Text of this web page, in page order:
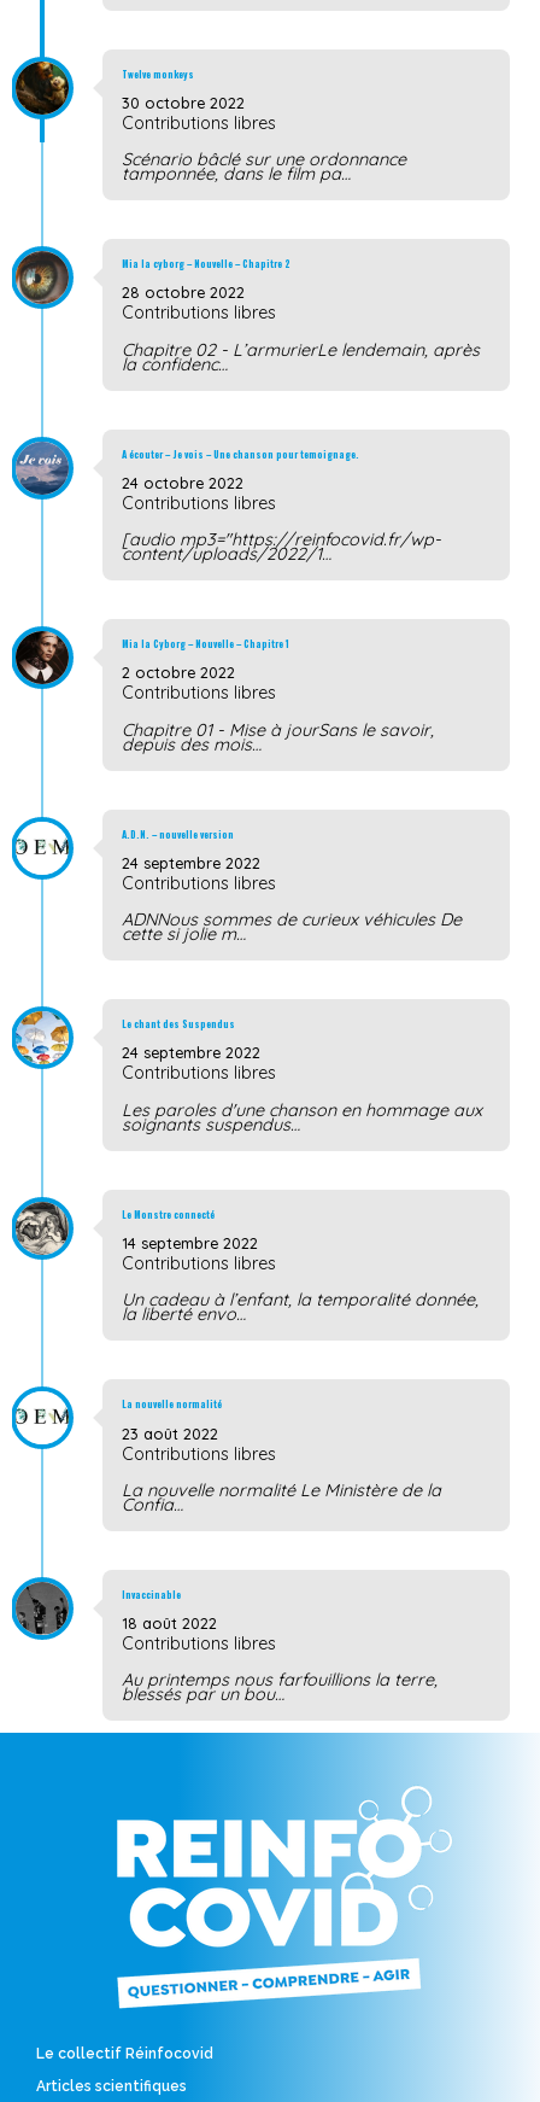
Twelve monkeys
30 octobre 2022
Contributions libres
Scénario bâclé sur une ordonnance
tamponnée, dans le film pa…
Mia la cyborg – Nouvelle – Chapitre 2
28 octobre 2022
Contributions libres
Chapitre 02 - L’armurierLe lendemain, après
la confidenc…
A écouter – Je vois – Une chanson pour temoignage.
24 octobre 2022
Contributions libres
[audio mp3="https://reinfocovid.fr/wp-
content/uploads/2022/1…
Mia la Cyborg – Nouvelle – Chapitre 1
2 octobre 2022
Contributions libres
Chapitre 01 - Mise à jourSans le savoir,
depuis des mois…
A.D.N. – nouvelle version
24 septembre 2022
Contributions libres
ADNNous sommes de curieux véhicules De
cette si jolie m…
Le chant des Suspendus
24 septembre 2022
Contributions libres
Les paroles d'une chanson en hommage aux
soignants suspendus…
Le Monstre connecté
14 septembre 2022
Contributions libres
Un cadeau à l’enfant, la temporalité donnée,
la liberté envo…
La nouvelle normalité
23 août 2022
Contributions libres
La nouvelle normalité Le Ministère de la
Confia…
Invaccinable
18 août 2022
Contributions libres
Au printemps nous farfouillions la terre,
blessés par un bou…
Le collectif Réinfocovid
Articles scientifiques